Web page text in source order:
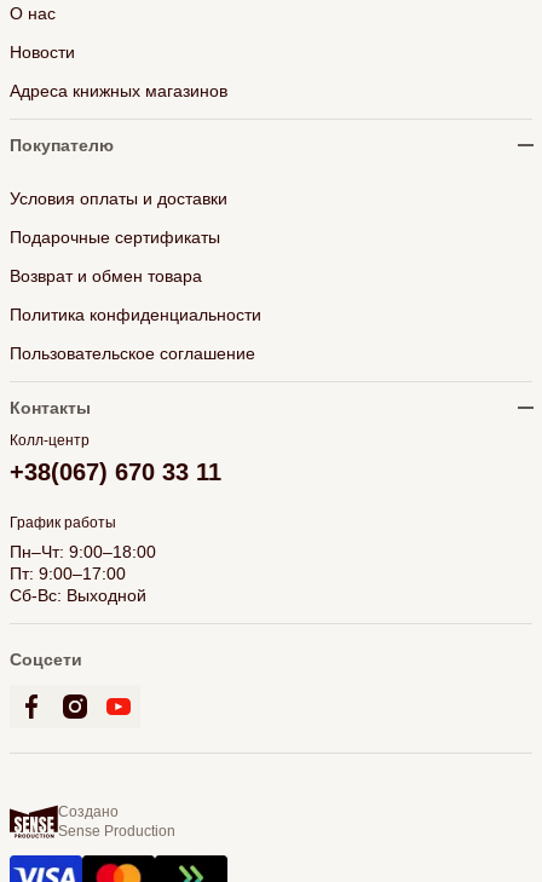
О нас
Новости
Адреса книжных магазинов
Покупателю
Условия оплаты и доставки
Подарочные сертификаты
Возврат и обмен товара
Политика конфиденциальности
Пользовательское соглашение
Контакты
Колл-центр
+38(067) 670 33 11
График работы
Пн–Чт: 9:00–18:00
Пт: 9:00–17:00
Сб-Вс: Выходной
Соцсети
Создано
Sense Production